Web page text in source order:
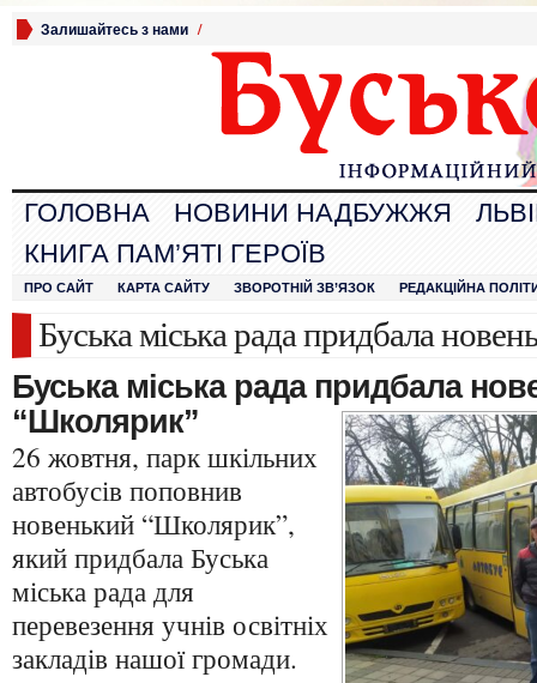
Залишайтесь з нами /
ГОЛОВНА НОВИНИ НАДБУЖЖЯ
КНИГА ПАМ’ЯТІ ГЕРОЇВ
ПРО САЙТ КАРТА САЙТУ ЗВОРОТНІЙ ЗВ’ЯЗОК РЕДАКЦІЙНА
Буська міська рада придбала
Буська міська рада придбала
“Школярик”
26 жовтня, парк шкільних
автобусів поповнив
новенький “Школярик”,
який придбала Буська
міська рада для
перевезення учнів освітніх
закладів нашої громади.